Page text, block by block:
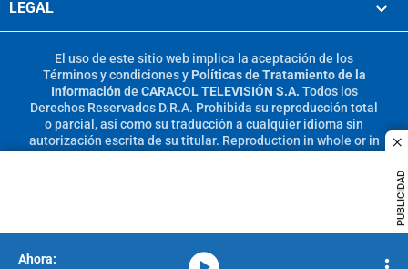
PUBLICIDAD
LEGAL
El uso de este sitio web implica la aceptación de los
Términos y condicionesy Políticas de Tratamiento de la
Información de CARACOL TELEVISIÓN S.A. Todos los
Derechos Reservados D.R.A. Prohibida su reproducción total
o parcial, así como su traducción a cualquier idioma sin
autorización escrita de su titular. Reproduction in whole or in